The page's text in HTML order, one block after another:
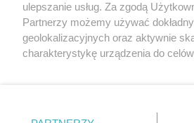
ulepszanie usług. Za zgodą
Partnerzy możemy używać
geolokalizacyjnych oraz aktywnie
charakterystykę urządzenia do
zmienić/wycofać klikając przycisk